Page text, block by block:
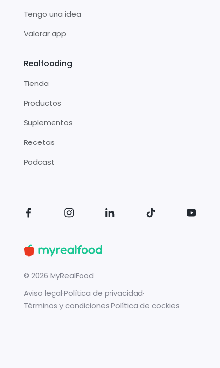
Tengo una idea
Valorar app
Realfooding
Tienda
Productos
Suplementos
Recetas
Podcast
© 2026 MyRealFood
Aviso legal·Política de privacidad·
Términos y condiciones·Política de cookies